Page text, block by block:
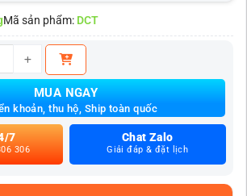
Mã sản phẩm: DCT
cốp xe Vinfast số lượng
MUA NGAY
khoản, thu hộ, Ship toàn quốc
7
306
Chat Zalo
Giải đáp & đặt lịch